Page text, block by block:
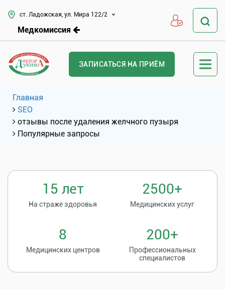
ст. Ладожская, ул. Мира 122/2
Медкомиссия
ЗАПИСАТЬСЯ НА ПРИЁМ
Главная
SEO
отзывы после удаления желчного пузыря
Популярные запросы
15 лет
На страже здоровья
2500+
Медицинских услуг
8
Медицинских центров
200+
Профессиональных
специалистов